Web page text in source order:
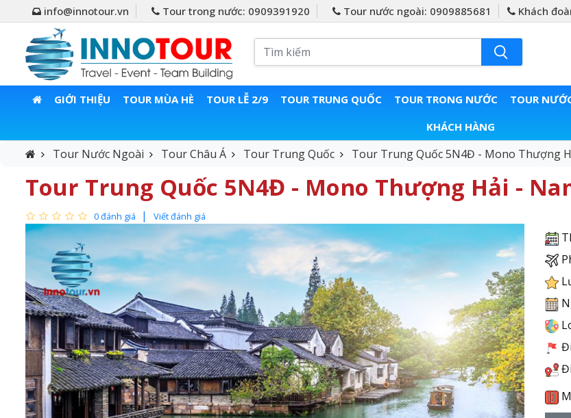
info@innotour.vn Tour trong nước: 0909391920 Tour nước ngoài: 0909885681 Khách
GIỚI THIỆU TOUR MÙA HÈ TOUR LỄ 2/9 TOUR TRUNG QUỐC TOUR TRONG NƯỚC TOUR
KHÁCH HÀNG
Tour Nước Ngoài Tour Châu Á Tour Trung Quốc Tour Trung Quốc 5N4Đ - Mono Thượng
Tour Trung Quốc 5N4Đ - Mono Thượng Hải -
0 đánh giá Viết đánh giá